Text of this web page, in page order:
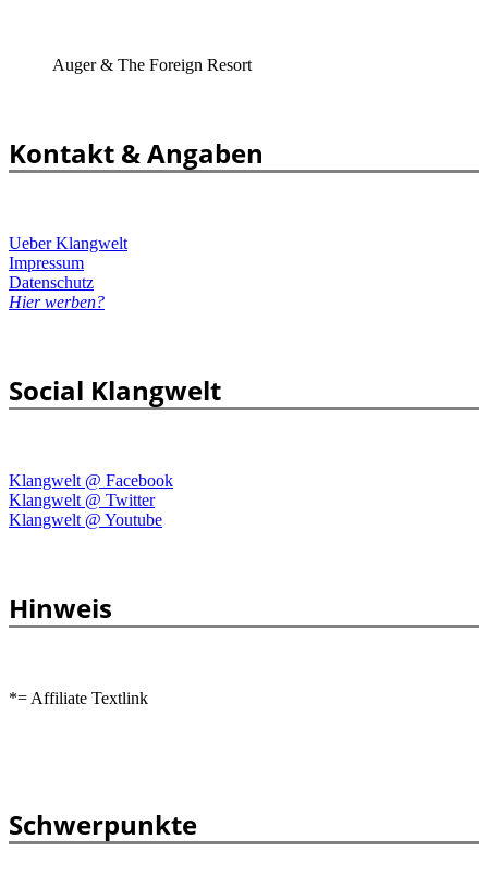
Auger & The Foreign Resort
Kontakt & Angaben
Ueber Klangwelt
Impressum
Datenschutz
Hier werben?
Social Klangwelt
Klangwelt @ Facebook
Klangwelt @ Twitter
Klangwelt @ Youtube
Hinweis
*= Affiliate Textlink
Schwerpunkte